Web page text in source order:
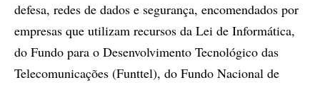
defesa, redes de dados e segurança, encomendados por
empresas que utilizam recursos da Lei de Informática,
do Fundo para o Desenvolvimento Tecnológico das
Telecomunicações (Funttel), do Fundo Nacional de